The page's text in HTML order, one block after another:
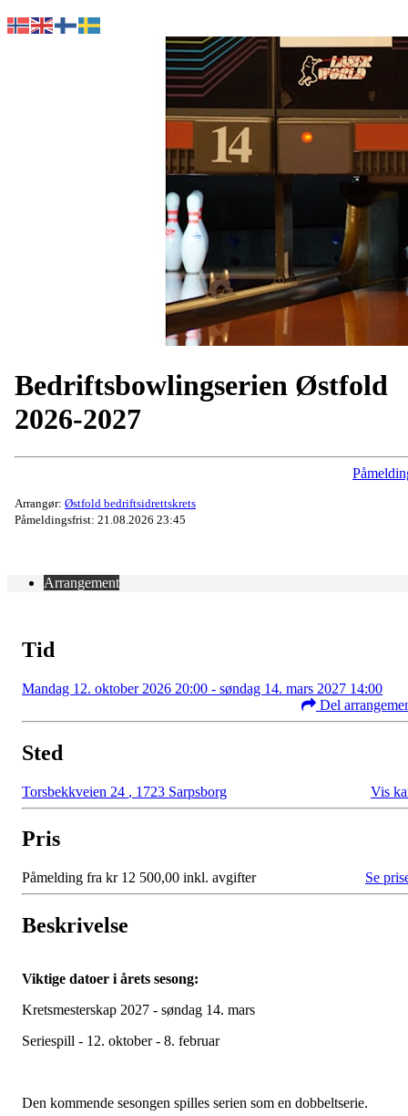
Bedriftsbowlingserien Østfold
2026-2027
Arrangør: Østfold bedriftsidrettskrets
Påmeldingsfrist: 21.08.2026 23:45
Arrangement
Tid
Mandag 12. oktober 2026 20:00 - søndag 14. mars 2027 14:00
Del
Sted
Torsbekkveien 24 , 1723 Sarpsborg Vis
Pris
Påmelding fra kr 12 500,00 inkl. avgifter Se
Beskrivelse
Viktige datoer i årets sesong:
Kretsmesterskap 2027 - søndag 14. mars
Seriespill - 12. oktober - 8. februar
Den kommende sesongen spilles serien som en dobbeltserie.